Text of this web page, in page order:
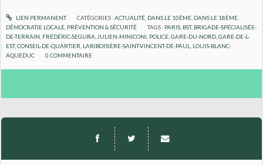
LIEN PERMANENT CATÉGORIES :ACTUALITÉ, DANS LE 10ÈME, DANS LE 18ÈME,
DÉMOCRATIE LOCALE PRÉVENTION & SÉCURITÉ TAGS : PARIS BST, BRIGADE-SPÉCIALISÉE-
DE-TERRAIN FRÉDÉRIC-SEGURA JULIEN-MINICONI POLICE ,GARE-DU-NORD ,GARE-DE-L-
EST,CONSEIL-DE-QUARTIER LARIBOISIÈRE-SAINT-VINCENT-DE-PAUL
LOUIS-BLANC-
AQUEDUC
0 COMMENTAIRE